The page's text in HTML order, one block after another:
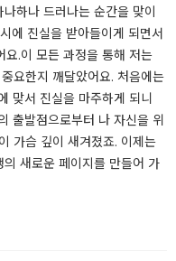
하나 드러나는 순간을 맞이
에 진실을 받아들이게 되면서
요.​이 모든 과정을 통해 저는
요한지 깨달았어요. 처음에는
맞서 진실을 마주하게 되니
출발점으로부터 나 자신을 위
가슴 깊이 새겨졌죠. 이제는
새로운 페이지를 만들어 가